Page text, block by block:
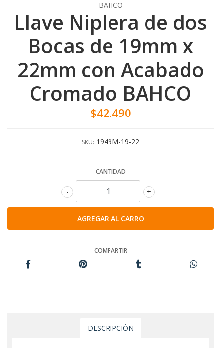
BAHCO
Llave Niplera de dos
Bocas de 19mm x
22mm con Acabado
Cromado BAHCO
$42.490
SKU: 1949M-19-22
CANTIDAD
+
-
COMPARTIR
DESCRIPCIÓN